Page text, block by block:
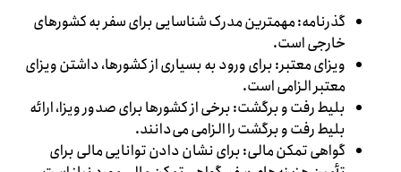
گذرنامه: مهمترین مدرک شناسایی برای سفر به کشورهای
خارجی است.
ویزای معتبر: برای ورود به بسیاری از کشورها، داشتن ویزای
معتبر الزامی است.
بلیط رفت و برگشت: برخی از کشورها برای صدور ویزا، ارائه
بلیط رفت و برگشت را الزامی می‌دانند.
گواهی تمکن مالی: برای نشان دادن توانایی مالی برای